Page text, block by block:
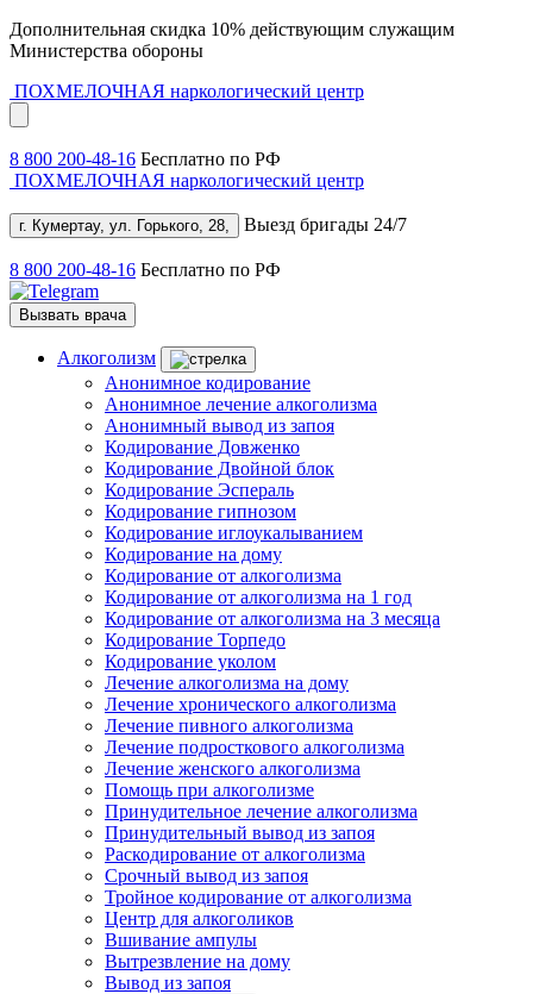
Дополнительная скидка 10% действующим служащим
Министерства обороны
ПОХМЕЛОЧНАЯ наркологический центр
8 800 200-48-16 Бесплатно по РФ
ПОХМЕЛОЧНАЯ наркологический центр
г. Кумертау, ул. Горького, 28, Выезд бригады 24/7
8 800 200-48-16 Бесплатно по РФ
Вызвать врача
Алкоголизм
Анонимное кодирование
Анонимное лечение алкоголизма
Анонимный вывод из запоя
Кодирование Довженко
Кодирование Двойной блок
Кодирование Эспераль
Кодирование гипнозом
Кодирование иглоукалыванием
Кодирование на дому
Кодирование от алкоголизма
Кодирование от алкоголизма на 1 год
Кодирование от алкоголизма на 3 месяца
Кодирование Торпедо
Кодирование уколом
Лечение алкоголизма на дому
Лечение хронического алкоголизма
Лечение пивного алкоголизма
Лечение подросткового алкоголизма
Лечение женского алкоголизма
Помощь при алкоголизме
Принудительное лечение алкоголизма
Принудительный вывод из запоя
Раскодирование от алкоголизма
Срочный вывод из запоя
Тройное кодирование от алкоголизма
Центр для алкоголиков
Вшивание ампулы
Вытрезвление на дому
Вывод из запоя